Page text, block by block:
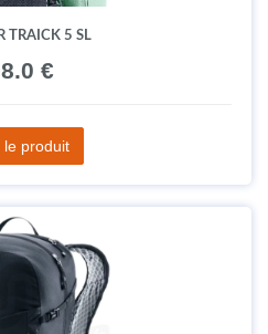
TRAICK 5 SL
€
le produit